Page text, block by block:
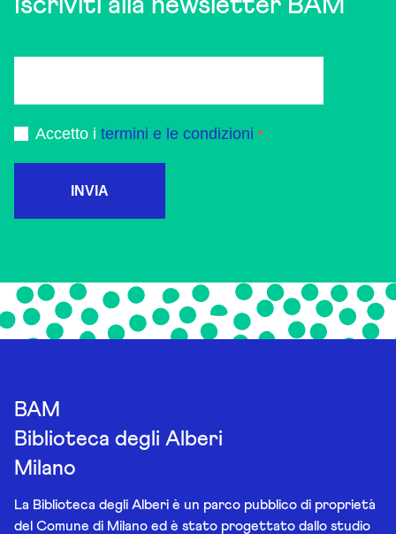
Accetto i termini e le condizioni
INVIA
BAM
Biblioteca degli Alberi
Milano
La Biblioteca degli Alberi è un parco pubblico di proprietà
del Comune di Milano ed è stato progettato dallo studio